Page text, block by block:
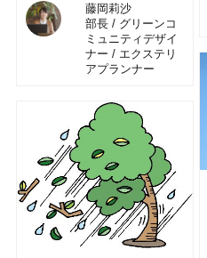
藤岡莉沙
部長 / グリーンコ
ミュニティデザイ
ナー / エクステリ
アプランナー